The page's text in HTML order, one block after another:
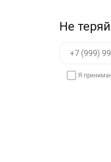
Не
Я